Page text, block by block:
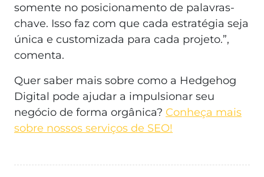
somente no posicionamento de palavras-
chave. Isso faz com que cada estratégia seja
única e customizada para cada projeto.”,
comenta.
Quer saber mais sobre como a Hedgehog
Digital pode ajudar a impulsionar seu
negócio de forma orgânica? Conheça mais
sobre nossos serviços de SEO!